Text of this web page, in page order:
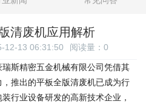
清废机应用解析
12-13 06:31:50 阅读量： 0
斯精密五金机械有限公司凭借其
推出的平板全版清废机已成为行
行业设备研发的高新技术企业，